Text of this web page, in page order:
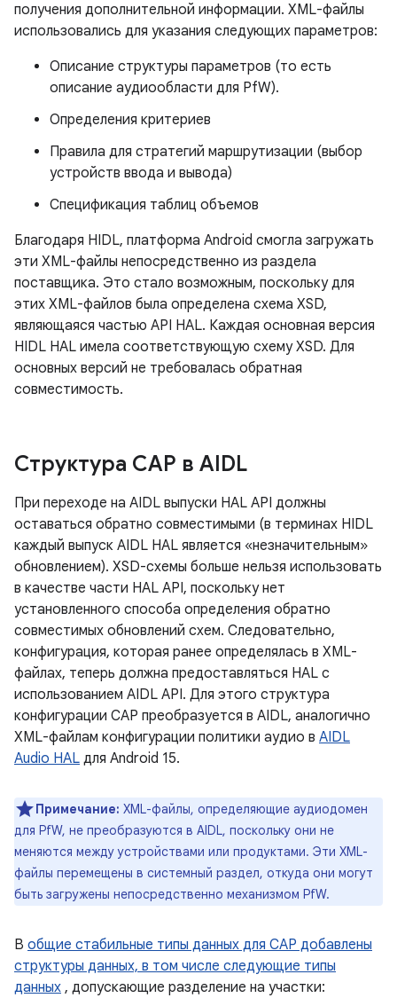
получения дополнительной информации. XML-файлы
использовались для указания следующих параметров:
Описание структуры параметров (то есть
описание аудиообласти для PfW).
Определения критериев
Правила для стратегий маршрутизации (выбор
устройств ввода и вывода)
Спецификация таблиц объемов
Благодаря HIDL, платформа Android смогла загружать
эти XML-файлы непосредственно из раздела
поставщика. Это стало возможным, поскольку для
этих XML-файлов была определена схема XSD,
являющаяся частью API HAL. Каждая основная версия
HIDL HAL имела соответствующую схему XSD. Для
основных версий не требовалась обратная
совместимость.
Структура CAP в AIDL
При переходе на AIDL выпуски HAL API должны
оставаться обратно совместимыми (в терминах HIDL
каждый выпуск AIDL HAL является «незначительным»
обновлением). XSD-схемы больше нельзя использовать
в качестве части HAL API, поскольку нет
установленного способа определения обратно
совместимых обновлений схем. Следовательно,
конфигурация, которая ранее определялась в XML-
файлах, теперь должна предоставляться HAL с
использованием AIDL API. Для этого структура
конфигурации CAP преобразуется в AIDL, аналогично
XML-файлам конфигурации политики аудио в AIDL
Audio HAL для Android 15.
Примечание: XML-файлы, определяющие аудиодомен
для PfW, не преобразуются в AIDL, поскольку они не
меняются между устройствами или продуктами. Эти XML-
файлы перемещены в системный раздел, откуда они могут
быть загружены непосредственно механизмом PfW.
В общие стабильные типы данных для CAP добавлены
структуры данных, в том числе следующие типы
данных , допускающие разделение на участки: